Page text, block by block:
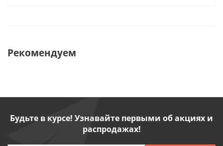
Рекомендуем
Будьте в курсе! Узнавайте первыми об акциях и
распродажах!